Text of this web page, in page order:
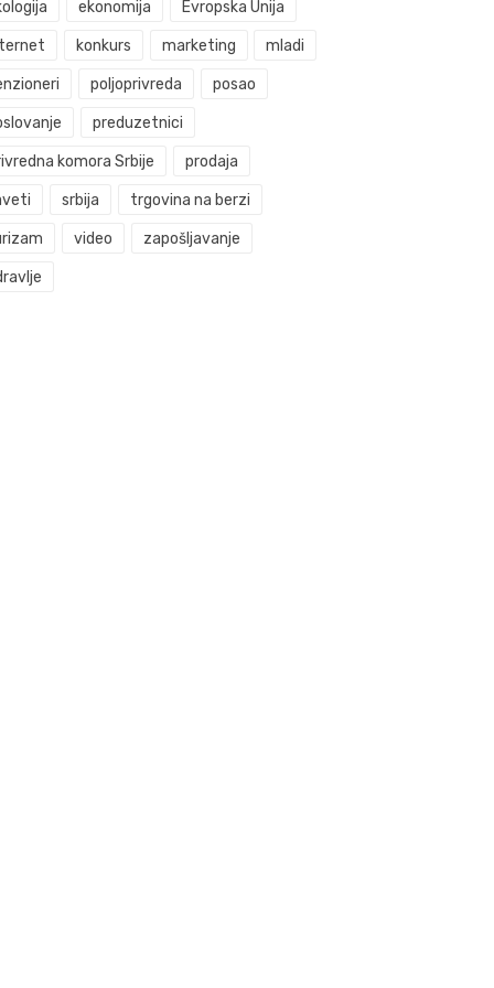
ekonomija Evropska Unija
konkurs marketing mladi
poljoprivreda posao
preduzetnici
komora Srbije prodaja
srbija trgovina na berzi
video zapošljavanje